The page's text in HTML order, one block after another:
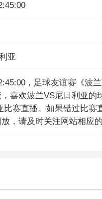
亚
，足球友谊赛《波
喜欢波兰VS尼日利亚的
赛直播。如果错过比赛
，请及时关注网站相应